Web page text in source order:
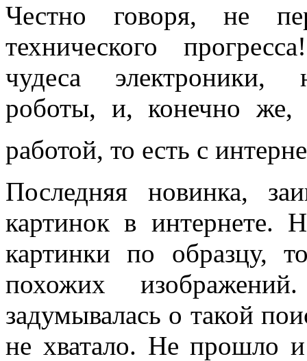
Честно говоря, не
технического
чудеса электроники,
роботы, и, конечно же,
работой, то есть с
Последняя новинка,
картинок в интернете.
картинки по образцу,
похожих
задумывалась о такой
не хватало. Не прошло